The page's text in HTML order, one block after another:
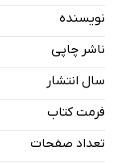
نویسنده
ناشر چاپی
سال انتشار
فرمت کتاب
تعداد صفحات